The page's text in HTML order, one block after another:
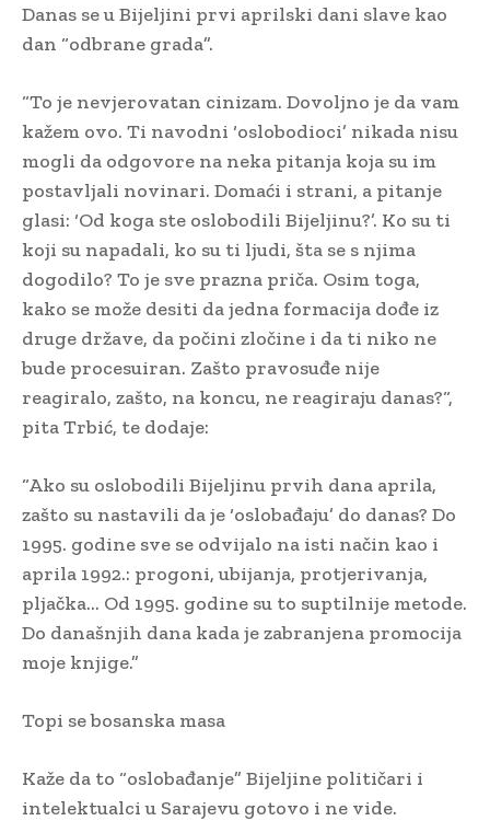
Danas se u Bijeljini prvi aprilski dani slave kao
dan “odbrane grada”.
“To je nevjerovatan cinizam. Dovoljno je da vam
kažem ovo. Ti navodni ‘oslobodioci’ nikada nisu
mogli da odgovore na neka pitanja koja su im
postavljali novinari. Domaći i strani, a pitanje
glasi: ‘Od koga ste oslobodili Bijeljinu?’. Ko su ti
koji su napadali, ko su ti ljudi, šta se s njima
dogodilo? To je sve prazna priča. Osim toga,
kako se može desiti da jedna formacija dođe iz
druge države, da počini zločine i da ti niko ne
bude procesuiran. Zašto pravosuđe nije
reagiralo, zašto, na koncu, ne reagiraju danas?“,
pita Trbić, te dodaje:
“Ako su oslobodili Bijeljinu prvih dana aprila,
zašto su nastavili da je ‘oslobađaju’ do danas? Do
1995. godine sve se odvijalo na isti način kao i
aprila 1992.: progoni, ubijanja, protjerivanja,
pljačka… Od 1995. godine su to suptilnije metode.
Do današnjih dana kada je zabranjena promocija
moje knjige.”
Topi se bosanska masa
Kaže da to “oslobađanje” Bijeljine političari i
intelektualci u Sarajevu gotovo i ne vide.